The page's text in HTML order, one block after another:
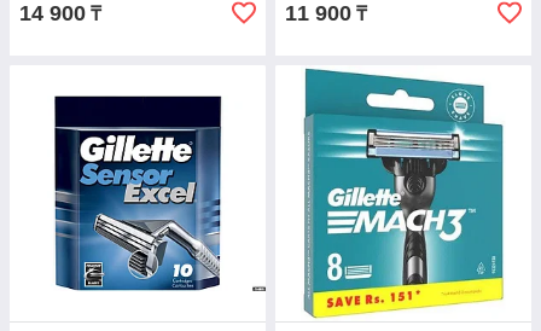
14 900 ₸ 11 900 ₸